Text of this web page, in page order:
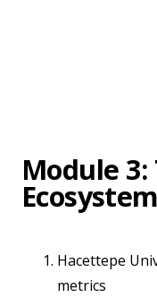
Module
Ecosystem
Hacettepe
metrics